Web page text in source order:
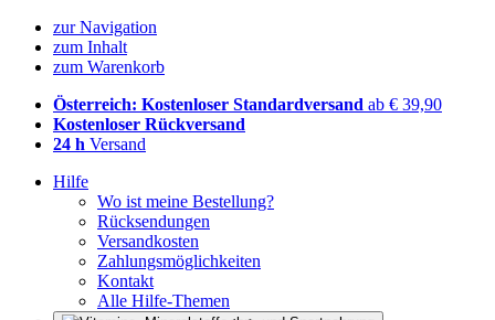
zur Navigation
zum Inhalt
zum Warenkorb
Österreich: Kostenloser Standardversand ab € 39,90
Kostenloser Rückversand
24 h Versand
Hilfe
Wo ist meine Bestellung?
Rücksendungen
Versandkosten
Zahlungsmöglichkeiten
Kontakt
Alle Hilfe-Themen